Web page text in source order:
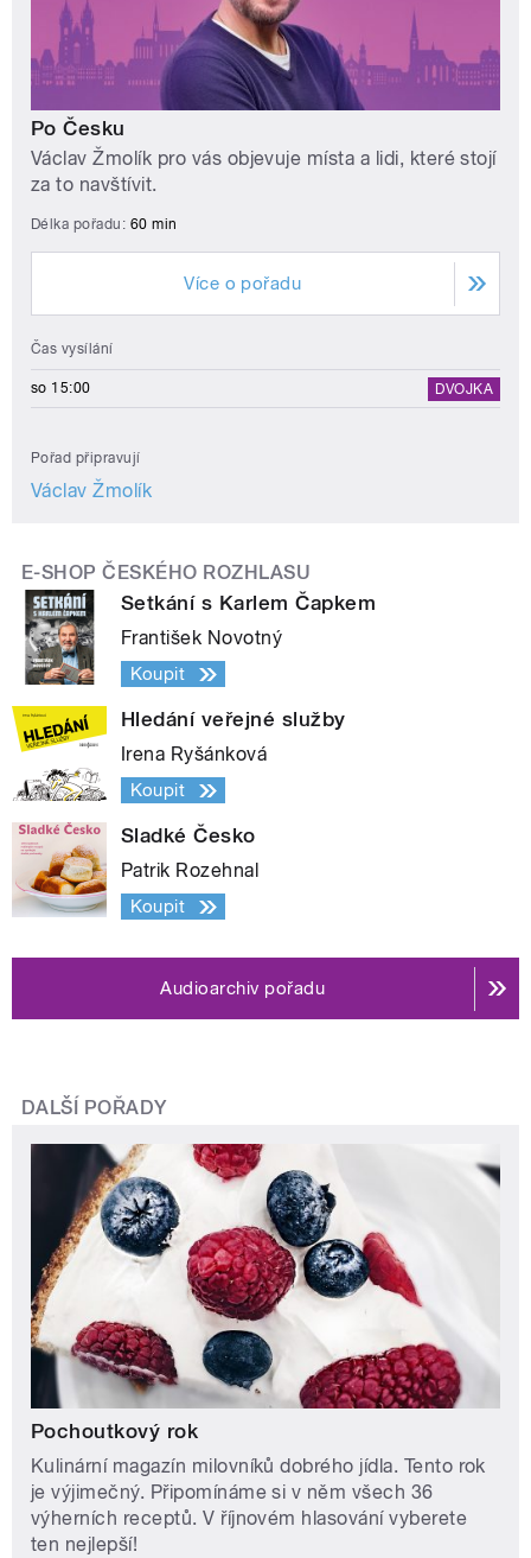
Po Česku
Václav Žmolík pro vás objevuje místa a lidi, které stojí
za to navštívit.
Délka pořadu: 60 min
Více o pořadu
Čas vysílání
so 15:00 DVOJKA
Pořad připravují
Václav Žmolík
E-SHOP ČESKÉHO ROZHLASU
Setkání s Karlem Čapkem
František Novotný
Koupit
Hledání veřejné služby
Irena Ryšánková
Koupit
Sladké Česko
Patrik Rozehnal
Koupit
Audioarchiv pořadu
DALŠÍ POŘADY
Pochoutkový rok
Kulinární magazín milovníků dobrého jídla. Tento rok
je výjimečný. Připomínáme si v něm všech 36
výherních receptů. V říjnovém hlasování vyberete
ten nejlepší!